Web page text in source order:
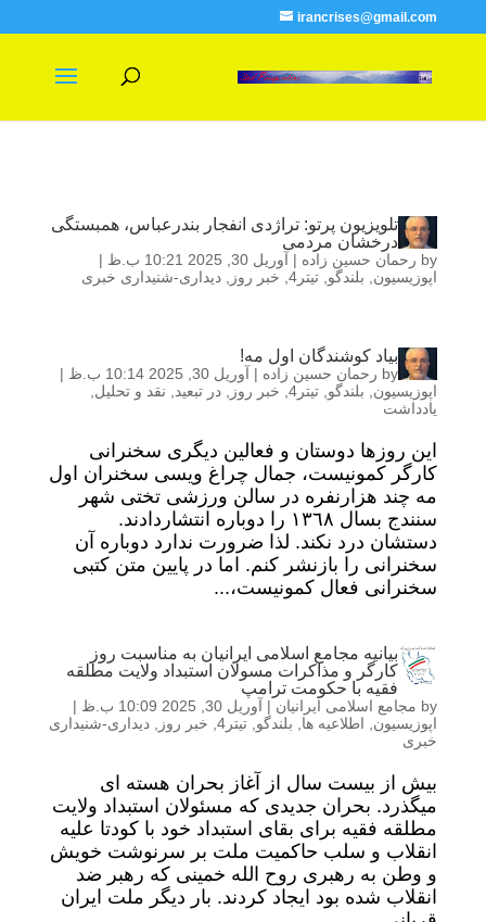
irancrises@gmail.com
تلویزیون پرتو: تراژدی انفجار بندرعباس، همبستگی
درخشان مردمی
by رحمان حسین زاده | آوریل 30, 2025 10:21 ب.ظ
|
اپوزیسیون
بلندگو تیتر4 , خبر روز دیداری-شنیداری خبری
بیاد کوشندگان اول مه!
by رحمان حسین زاده | آوریل 30, 2025 10:14 ب.ظ
|
اپوزیسیون
بلندگو تیتر4 , خبر روز در تبعید نقد و تحلیل
یادداشت
این روزها دوستان و فعالین دیگری سخنرانی
کارگر کمونیست، جمال چراغ ویسی سخنران اول
مه چند هزارنفره در سالن ورزشی تختی شهر
سنندج بسال ١٣٦٨ را دوباره انتشاردادند.
دستشان درد نکند. لذا ضرورت ندارد دوباره آن
سخنرانی را بازنشر کنم. اما در پایین متن کتبی
سخنرانی فعال کمونیست،...
بیانیه مجامع اسلامی ایرانیان به مناسبت روز
کارگر و مذاکرات مسولان استبداد ولایت مطلقه
فقیه با حکومت ترامپ
by مجامع اسلامی ایرانیان | آوریل 30, 2025 10:09 ب.ظ
|
اپوزیسیون
اطلاعیه ها بلندگو تیتر4 , خبر روز
دیداری-شنیداری
خبری
بیش از بیست سال از آغاز بحران هسته ای
میگذرد. بحران جدیدی که مسئولان استبداد ولایت
مطلقه فقیه برای بقای استبداد خود با کودتا علیه
انقلاب و سلب حاکمیت ملت بر سرنوشت خویش
و وطن به رهبری روح الله خمینی که رهبر ضد
انقلاب شده بود ایجاد کردند. بار دیگر ملت ایران